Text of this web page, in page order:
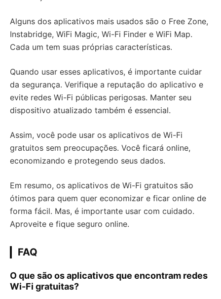
Alguns dos aplicativos mais usados são o Free Zone,
Instabridge, WiFi Magic, Wi-Fi Finder e WiFi Map.
Cada um tem suas próprias características.
Quando usar esses aplicativos, é importante cuidar
da segurança. Verifique a reputação do aplicativo e
evite redes Wi-Fi públicas perigosas. Manter seu
dispositivo atualizado também é essencial.
Assim, você pode usar os aplicativos de Wi-Fi
gratuitos sem preocupações. Você ficará online,
economizando e protegendo seus dados.
Em resumo, os aplicativos de Wi-Fi gratuitos são
ótimos para quem quer economizar e ficar online de
forma fácil. Mas, é importante usar com cuidado.
Aproveite e fique seguro online.
FAQ
O que são os aplicativos que encontram redes
Wi-Fi gratuitas?